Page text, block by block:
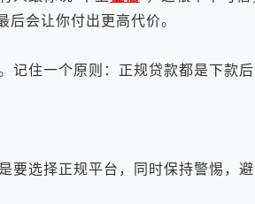
会让你付出更高代价。
住一个原则：正规贷款都是下款
选择正规平台，同时保持警惕，